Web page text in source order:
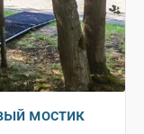
мостик